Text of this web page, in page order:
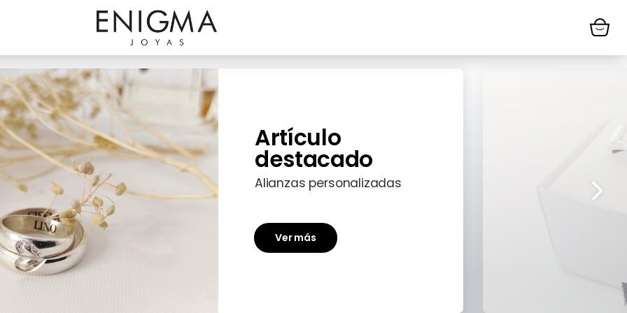
Artículo
destacado
Alianzas personalizadas
Ver más